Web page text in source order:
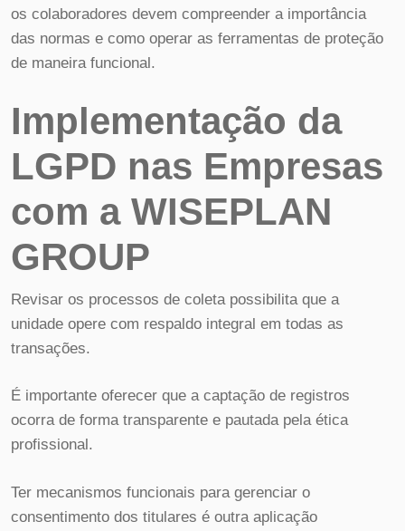
os colaboradores devem compreender a importância
das normas e como operar as ferramentas de proteção
de maneira funcional.
Implementação da
LGPD nas Empresas
com a WISEPLAN
GROUP
Revisar os processos de coleta possibilita que a
unidade opere com respaldo integral em todas as
transações.
É importante oferecer que a captação de registros
ocorra de forma transparente e pautada pela ética
profissional.
Ter mecanismos funcionais para gerenciar o
consentimento dos titulares é outra aplicação